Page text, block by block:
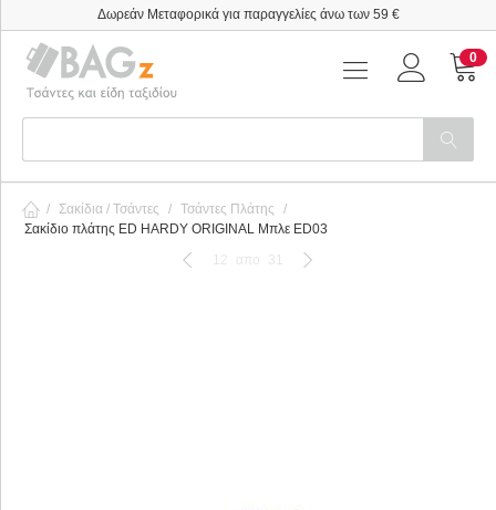
Δωρεάν Μεταφορικά για παραγγελίες άνω των 59 €
0
/ Σακίδια / Τσάντες / Τσάντες Πλάτης
/
Σακίδιο πλάτης ED HARDY ORIGINAL Μπλε ED03
12
απο 31